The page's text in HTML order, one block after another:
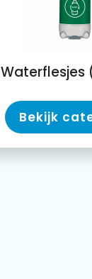
Waterflesjes
Bekijk